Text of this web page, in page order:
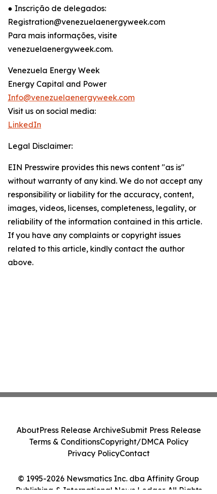
● Inscrição de delegados:
Registration@venezuelaenergyweek.com
Para mais informações, visite
venezuelaenergyweek.com.
Venezuela Energy Week
Energy Capital and Power
Info@venezuelaenergyweek.com
Visit us on social media:
LinkedIn
Legal Disclaimer:
EIN Presswire provides this news content "as is"
without warranty of any kind. We do not accept any
responsibility or liability for the accuracy, content,
images, videos, licenses, completeness, legality, or
reliability of the information contained in this article.
If you have any complaints or copyright issues
related to this article, kindly contact the author
above.
© 1995-2026 Newsmatics Inc. dba Affinity Group
Publishing & International News Ledger. All Rights
AboutPress Release ArchiveSubmit Press Release
Terms & ConditionsCopyright/DMCA Policy
Privacy PolicyContact